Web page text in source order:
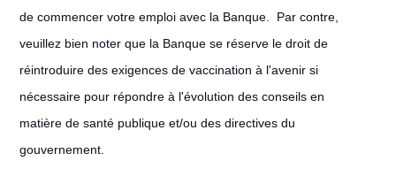
de commencer votre emploi avec la Banque. Par contre,
veuillez bien noter que la Banque se réserve le droit de
réintroduire des exigences de vaccination à l'avenir si
nécessaire pour répondre à l'évolution des conseils en
matière de santé publique et/ou des directives du
gouvernement.